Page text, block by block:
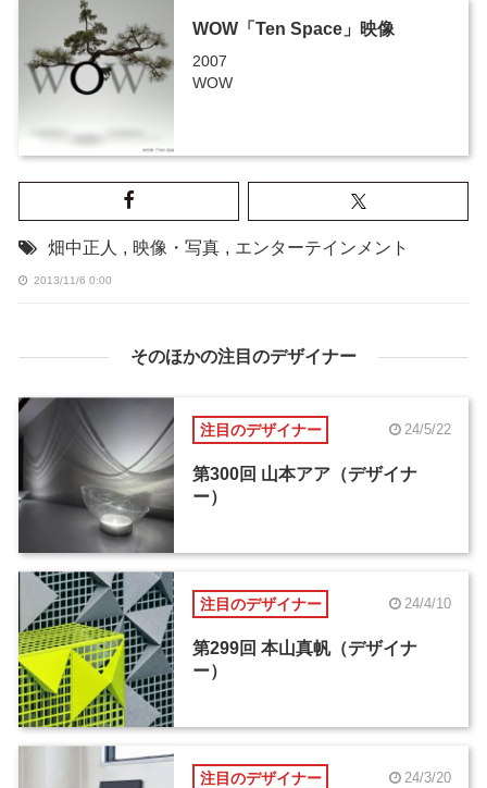
WOW「Ten Space」映像
2007
WOW
畑中正人 , 映像・写真 , エンターテインメント
2013/11/6 0:00
そのほかの注目のデザイナー
注目のデザイナー 24/5/22
第300回 山本アア（デザイナ
ー）
注目のデザイナー 24/4/10
第299回 本山真帆（デザイナ
ー）
注目のデザイナー 24/3/20